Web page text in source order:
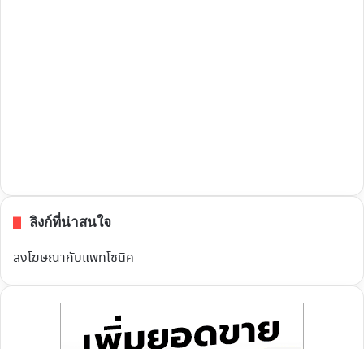
ลิงก์ที่น่าสนใจ
ลงโฆษณากับแพทโซนิค